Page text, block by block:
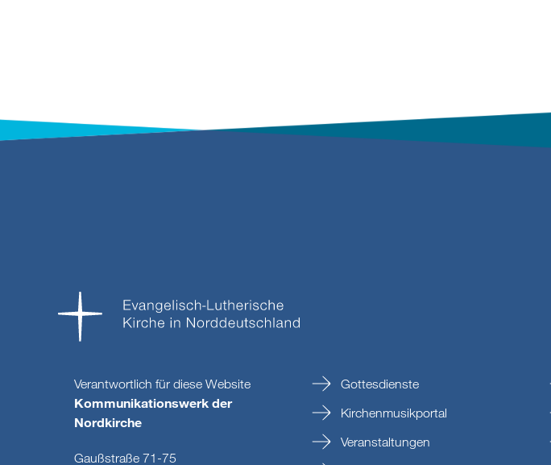
Verantwortlich für diese Website
Kommunikationswerk der
Nordkirche
Gaußstraße 71-75
Gottesdienste
Kirchenmusikportal
Veranstaltungen